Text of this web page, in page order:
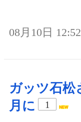
08月10日 12:52
ガッツ石松
月に
1